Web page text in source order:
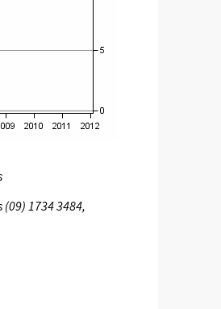
1734 3484,